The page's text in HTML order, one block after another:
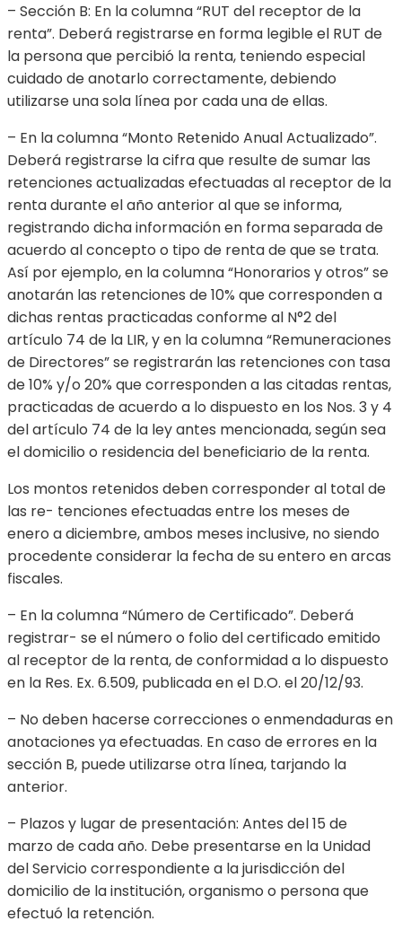
– Sección B: En la columna “RUT del receptor de la
renta”. Deberá registrarse en forma legible el RUT de
la persona que percibió la renta, teniendo especial
cuidado de anotarlo correctamente, debiendo
utilizarse una sola línea por cada una de ellas.
– En la columna “Monto Retenido Anual Actualizado”.
Deberá registrarse la cifra que resulte de sumar las
retenciones actualizadas efectuadas al receptor de la
renta durante el año anterior al que se informa,
registrando dicha información en forma separada de
acuerdo al concepto o tipo de renta de que se trata.
Así por ejemplo, en la columna “Honorarios y otros” se
anotarán las retenciones de 10% que corresponden a
dichas rentas practicadas conforme al N°2 del
artículo 74 de la LIR, y en la columna “Remuneraciones
de Directores” se registrarán las retenciones con tasa
de 10% y/o 20% que corresponden a las citadas rentas,
practicadas de acuerdo a lo dispuesto en los Nos. 3 y 4
del artículo 74 de la ley antes mencionada, según sea
el domicilio o residencia del beneficiario de la renta.
Los montos retenidos deben corresponder al total de
las re- tenciones efectuadas entre los meses de
enero a diciembre, ambos meses inclusive, no siendo
procedente considerar la fecha de su entero en arcas
fiscales.
– En la columna “Número de Certificado”. Deberá
registrar- se el número o folio del certificado emitido
al receptor de la renta, de conformidad a lo dispuesto
en la Res. Ex. 6.509, publicada en el D.O. el 20/12/93.
– No deben hacerse correcciones o enmendaduras en
anotaciones ya efectuadas. En caso de errores en la
sección B, puede utilizarse otra línea, tarjando la
anterior.
– Plazos y lugar de presentación: Antes del 15 de
marzo de cada año. Debe presentarse en la Unidad
del Servicio correspondiente a la jurisdicción del
domicilio de la institución, organismo o persona que
efectuó la retención.